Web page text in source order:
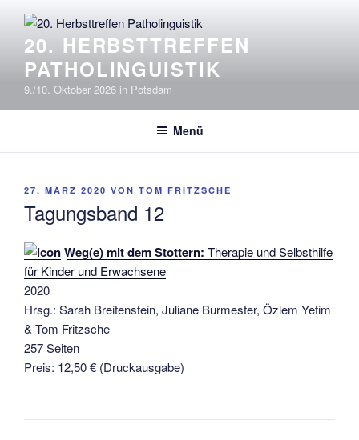
Inhalt
springen20. HERBSTTREFFEN
PATHOLINGUISTIK
9./10. Oktober 2026 in Potsdam
Menü
VERÖFFENTLICHT
27. MÄRZ 2020 VON TOM FRITZSCHE
Tagungsband 12
Weg(e) mit dem Stottern: Therapie und Selbsthilfe
für Kinder und Erwachsene
2020
Hrsg.: Sarah Breitenstein, Juliane Burmester, Özlem Yetim
& Tom Fritzsche
257 Seiten
Preis: 12,50 € (Druckausgabe)